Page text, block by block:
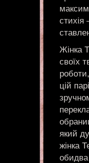
Жінка
своїх
цій
який
жінка